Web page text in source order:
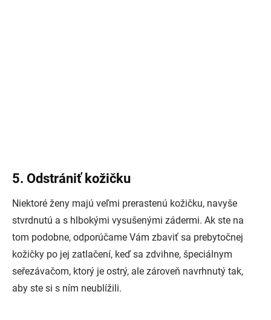
5. Odstrániť kožičku
Niektoré ženy majú veľmi prerastenú kožičku, navyše
stvrdnutú a s hlbokými vysušenými zádermi. Ak ste na
tom podobne, odporúčame Vám zbaviť sa prebytočnej
kožičky po jej zatlačení, keď sa zdvihne, špeciálnym
seřezávačom, ktorý je ostrý, ale zároveň navrhnutý tak,
aby ste si s ním neublížili.